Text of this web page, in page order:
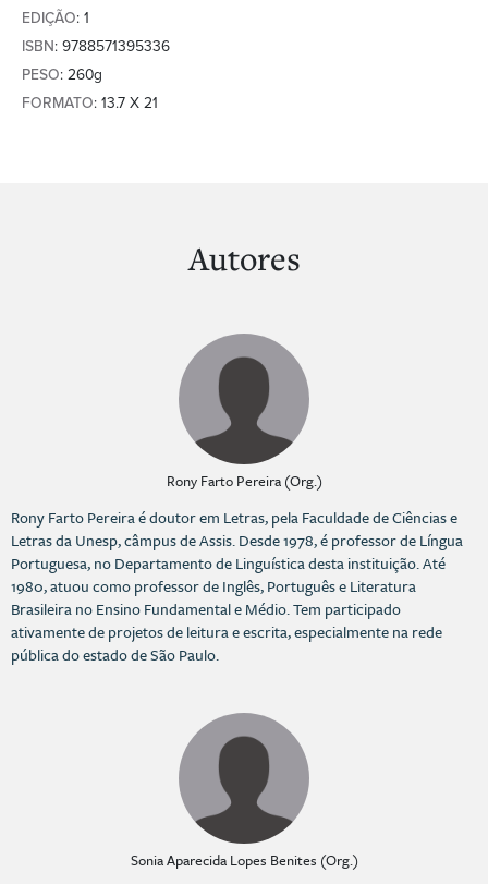
EDIÇÃO: 1
ISBN: 9788571395336
PESO: 260g
FORMATO: 13.7 X 21
Autores
Rony Farto Pereira (Org.)
Rony Farto Pereira é doutor em Letras, pela Faculdade de Ciências e
Letras da Unesp, câmpus de Assis. Desde 1978, é professor de Língua
Portuguesa, no Departamento de Linguística desta instituição. Até
1980, atuou como professor de Inglês, Português e Literatura
Brasileira no Ensino Fundamental e Médio. Tem participado
ativamente de projetos de leitura e escrita, especialmente na rede
pública do estado de São Paulo.
Sonia Aparecida Lopes Benites (Org.)